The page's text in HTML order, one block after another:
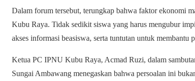
Dalam forum tersebut, terungkap bahwa faktor ekonomi
Kubu Raya. Tidak sedikit siswa yang harus mengubur
akses informasi beasiswa, serta tuntutan untuk membantu
Ketua PC IPNU Kubu Raya, Acmad Ruzi, dalam
Sungai Ambawang menegaskan bahwa persoalan ini